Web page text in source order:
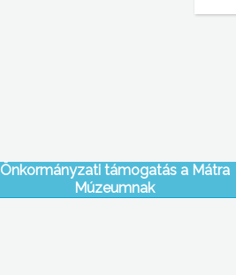
Önkormányzati támogatás a Mátra
Múzeumnak